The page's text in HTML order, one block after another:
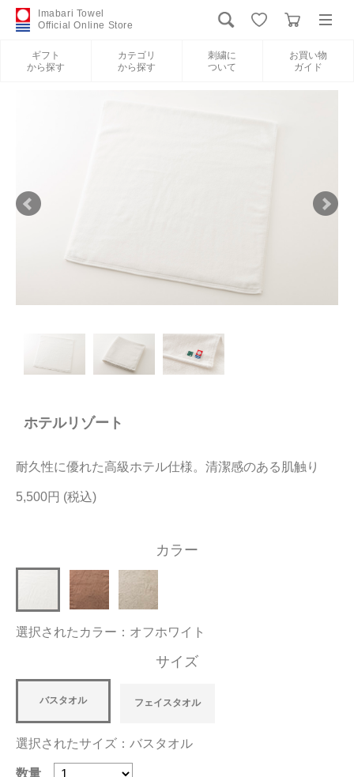
Imabari Towel
Official Online Store
ギフト
から探す
カテゴリ
から探す
刺繍に
ついて
お買い物
ガイド
新規会員登録
当サイトについて
大量購入・法人向けの購入の方は
お問い合わせ
ホテルリゾート
耐久性に優れた高級ホテル仕様。清潔感のある肌触り
5,500円
カラー
選択されたカラー：オフホワイト
サイズ
バスタオル フェイスタオル
選択されたサイズ：バスタオル
数量